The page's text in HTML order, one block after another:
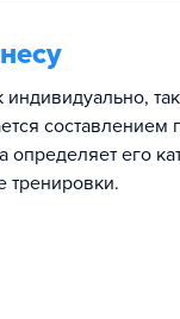
индивидуально,
определяет его
тренировки.